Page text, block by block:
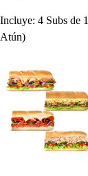
Incluye: 4 Subs de
Atún)